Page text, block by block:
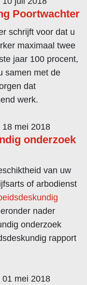
Poortwachter
schrijft voor dat u
maximaal twee
jaar 100 procent,
samen met de
dat
werk.
18 mei 2018
onderzoek
van uw
of arbodienst
nader
onderzoek
rapport
01 mei 2018